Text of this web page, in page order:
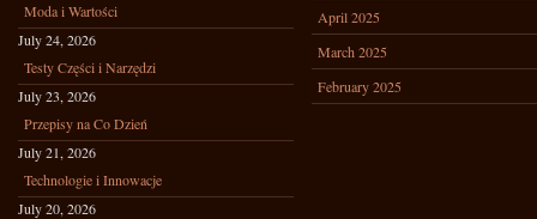
Moda i Wartości
July 24, 2026
Testy Części i Narzędzi
July 23, 2026
Przepisy na Co Dzień
July 21, 2026
Technologie i Innowacje
July 20, 2026
April 2025
March 2025
February 2025